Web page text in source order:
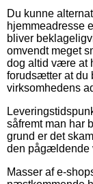
Du kunne
hjemmeadresse
bliver
omvendt meget
dog altid være at
forudsætter at du
virksomhedens
såfremt man har
grund er det
den pågældende
Masser af e-